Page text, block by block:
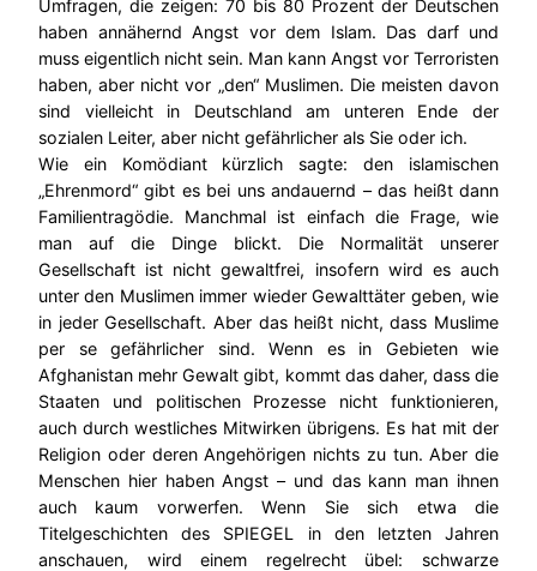
Umfragen, die zeigen: 70 bis 80 Prozent der Deutschen
haben annähernd Angst vor dem Islam. Das darf und
muss eigentlich nicht sein. Man kann Angst vor Terroristen
haben, aber nicht vor „den“ Muslimen. Die meisten davon
sind vielleicht in Deutschland am unteren Ende der
sozialen Leiter, aber nicht gefährlicher als Sie oder ich.
Wie ein Komödiant kürzlich sagte: den islamischen
„Ehrenmord“ gibt es bei uns andauernd – das heißt dann
Familientragödie. Manchmal ist einfach die Frage, wie
man auf die Dinge blickt. Die Normalität unserer
Gesellschaft ist nicht gewaltfrei, insofern wird es auch
unter den Muslimen immer wieder Gewalttäter geben, wie
in jeder Gesellschaft. Aber das heißt nicht, dass Muslime
per se gefährlicher sind. Wenn es in Gebieten wie
Afghanistan mehr Gewalt gibt, kommt das daher, dass die
Staaten und politischen Prozesse nicht funktionieren,
auch durch westliches Mitwirken übrigens. Es hat mit der
Religion oder deren Angehörigen nichts zu tun. Aber die
Menschen hier haben Angst – und das kann man ihnen
auch kaum vorwerfen. Wenn Sie sich etwa die
Titelgeschichten des SPIEGEL in den letzten Jahren
anschauen, wird einem regelrecht übel: schwarze